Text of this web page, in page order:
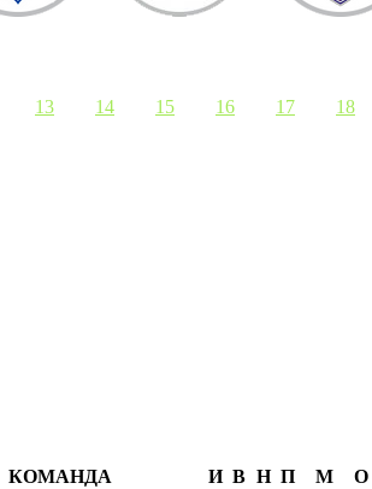
13 14 15 16 17 18
КОМАНДА И В Н П М
О